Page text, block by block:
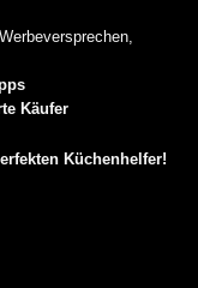
Käufer
Küchenhelfer!